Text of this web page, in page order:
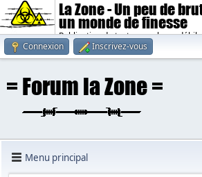
La Zone - Un peu de
un monde de finesse
Publication de textes sombres,
Connexion
Inscrivez-vous
Menu principal